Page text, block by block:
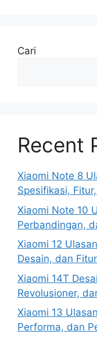
Cari
Recent
Xiaomi Note 8
Spesifikasi,
Xiaomi Note 10
Perbandingan,
Xiaomi 12
Desain, dan
Xiaomi 14T
Revolusioner,
Xiaomi 13
Performa, dan